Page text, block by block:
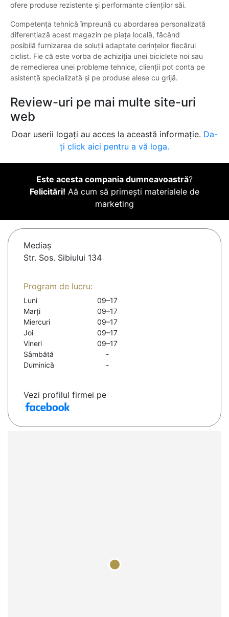
ofere produse rezistente și performante clienților săi.
Competența tehnică împreună cu abordarea personalizată
diferențiază acest magazin pe piața locală, făcând
posibilă furnizarea de soluții adaptate cerințelor fiecărui
ciclist. Fie că este vorba de achiziția unei biciclete noi sau
de remedierea unei probleme tehnice, clienții pot conta pe
asistență specializată și pe produse alese cu grijă.
Review-uri pe mai multe site-uri
web
Doar userii logați au acces la această informație. Da-
ți click aici pentru a vă loga.
Este acesta compania dumneavoastră?
Felicitări! Aă cum să primești materialele de
marketing
Mediaş
Str. Sos. Sibiului 134
Program de lucru:
Luni
09–17
Marți
09–17
Miercuri
09–17
Joi
09–17
Vineri
09–17
Sâmbătă
-
Duminică
-
Vezi profilul firmei pe